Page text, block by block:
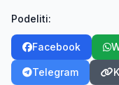
Podeliti:
Facebook
Telegram